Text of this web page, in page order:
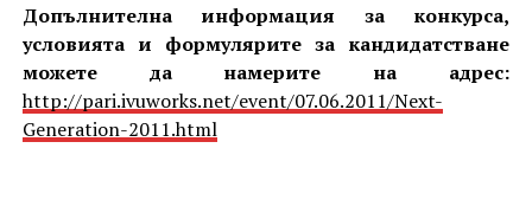
Допълнителна информация за конкурса,
условията и формулярите за кандидатстване
можете да намерите на адрес:
http://pari.ivuworks.net/event/07.06.2011/Next-
Generation-2011.html